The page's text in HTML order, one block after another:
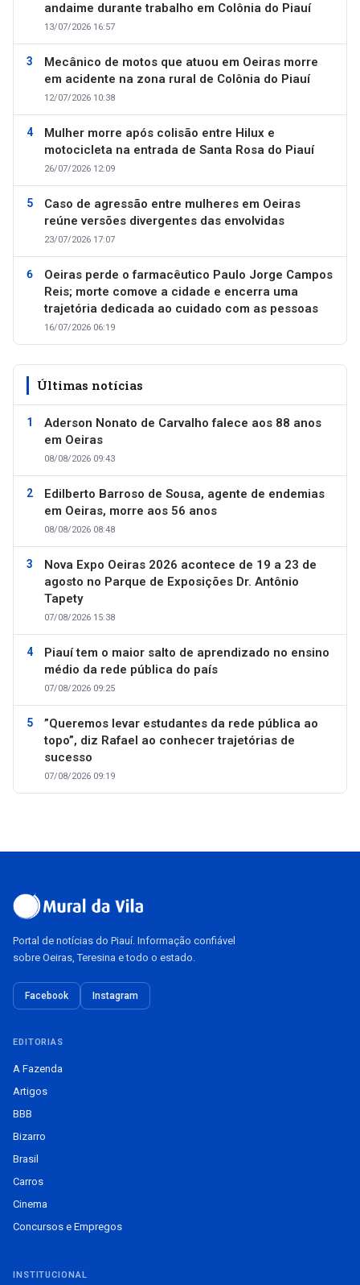
andaime durante trabalho em Colônia do Piauí
13/07/2026 16:57
Mecânico de motos que atuou em Oeiras morre
em acidente na zona rural de Colônia do Piauí
12/07/2026 10:38
Mulher morre após colisão entre Hilux e
motocicleta na entrada de Santa Rosa do Piauí
26/07/2026 12:09
Caso de agressão entre mulheres em Oeiras
reúne versões divergentes das envolvidas
23/07/2026 17:07
Oeiras perde o farmacêutico Paulo Jorge Campos
Reis; morte comove a cidade e encerra uma
trajetória dedicada ao cuidado com as pessoas
16/07/2026 06:19
Últimas notícias
Aderson Nonato de Carvalho falece aos 88 anos
em Oeiras
08/08/2026 09:43
Edilberto Barroso de Sousa, agente de endemias
em Oeiras, morre aos 56 anos
08/08/2026 08:48
Nova Expo Oeiras 2026 acontece de 19 a 23 de
agosto no Parque de Exposições Dr. Antônio
Tapety
07/08/2026 15:38
Piauí tem o maior salto de aprendizado no ensino
médio da rede pública do país
07/08/2026 09:25
”Queremos levar estudantes da rede pública ao
topo”, diz Rafael ao conhecer trajetórias de
sucesso
07/08/2026 09:19
Portal de notícias do Piauí. Informação confiável
sobre Oeiras, Teresina e todo o estado.
Facebook Instagram
EDITORIAS
A Fazenda
Artigos
BBB
Bizarro
Brasil
Carros
Cinema
Concursos e Empregos
INSTITUCIONAL